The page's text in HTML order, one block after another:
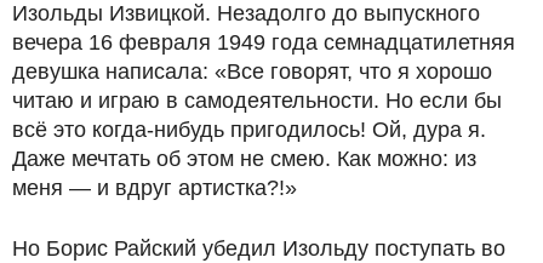
Изольды Извицкой. Незадолго до выпускного
вечера 16 февраля 1949 года семнадцатилетняя
девушка написала: «Все говорят, что я хорошо
читаю и играю в самодеятельности. Но если бы
всё это когда-нибудь пригодилось! Ой, дура я.
Даже мечтать об этом не смею. Как можно: из
меня — и вдруг артистка?!»
Но Борис Райский убедил Изольду поступать во